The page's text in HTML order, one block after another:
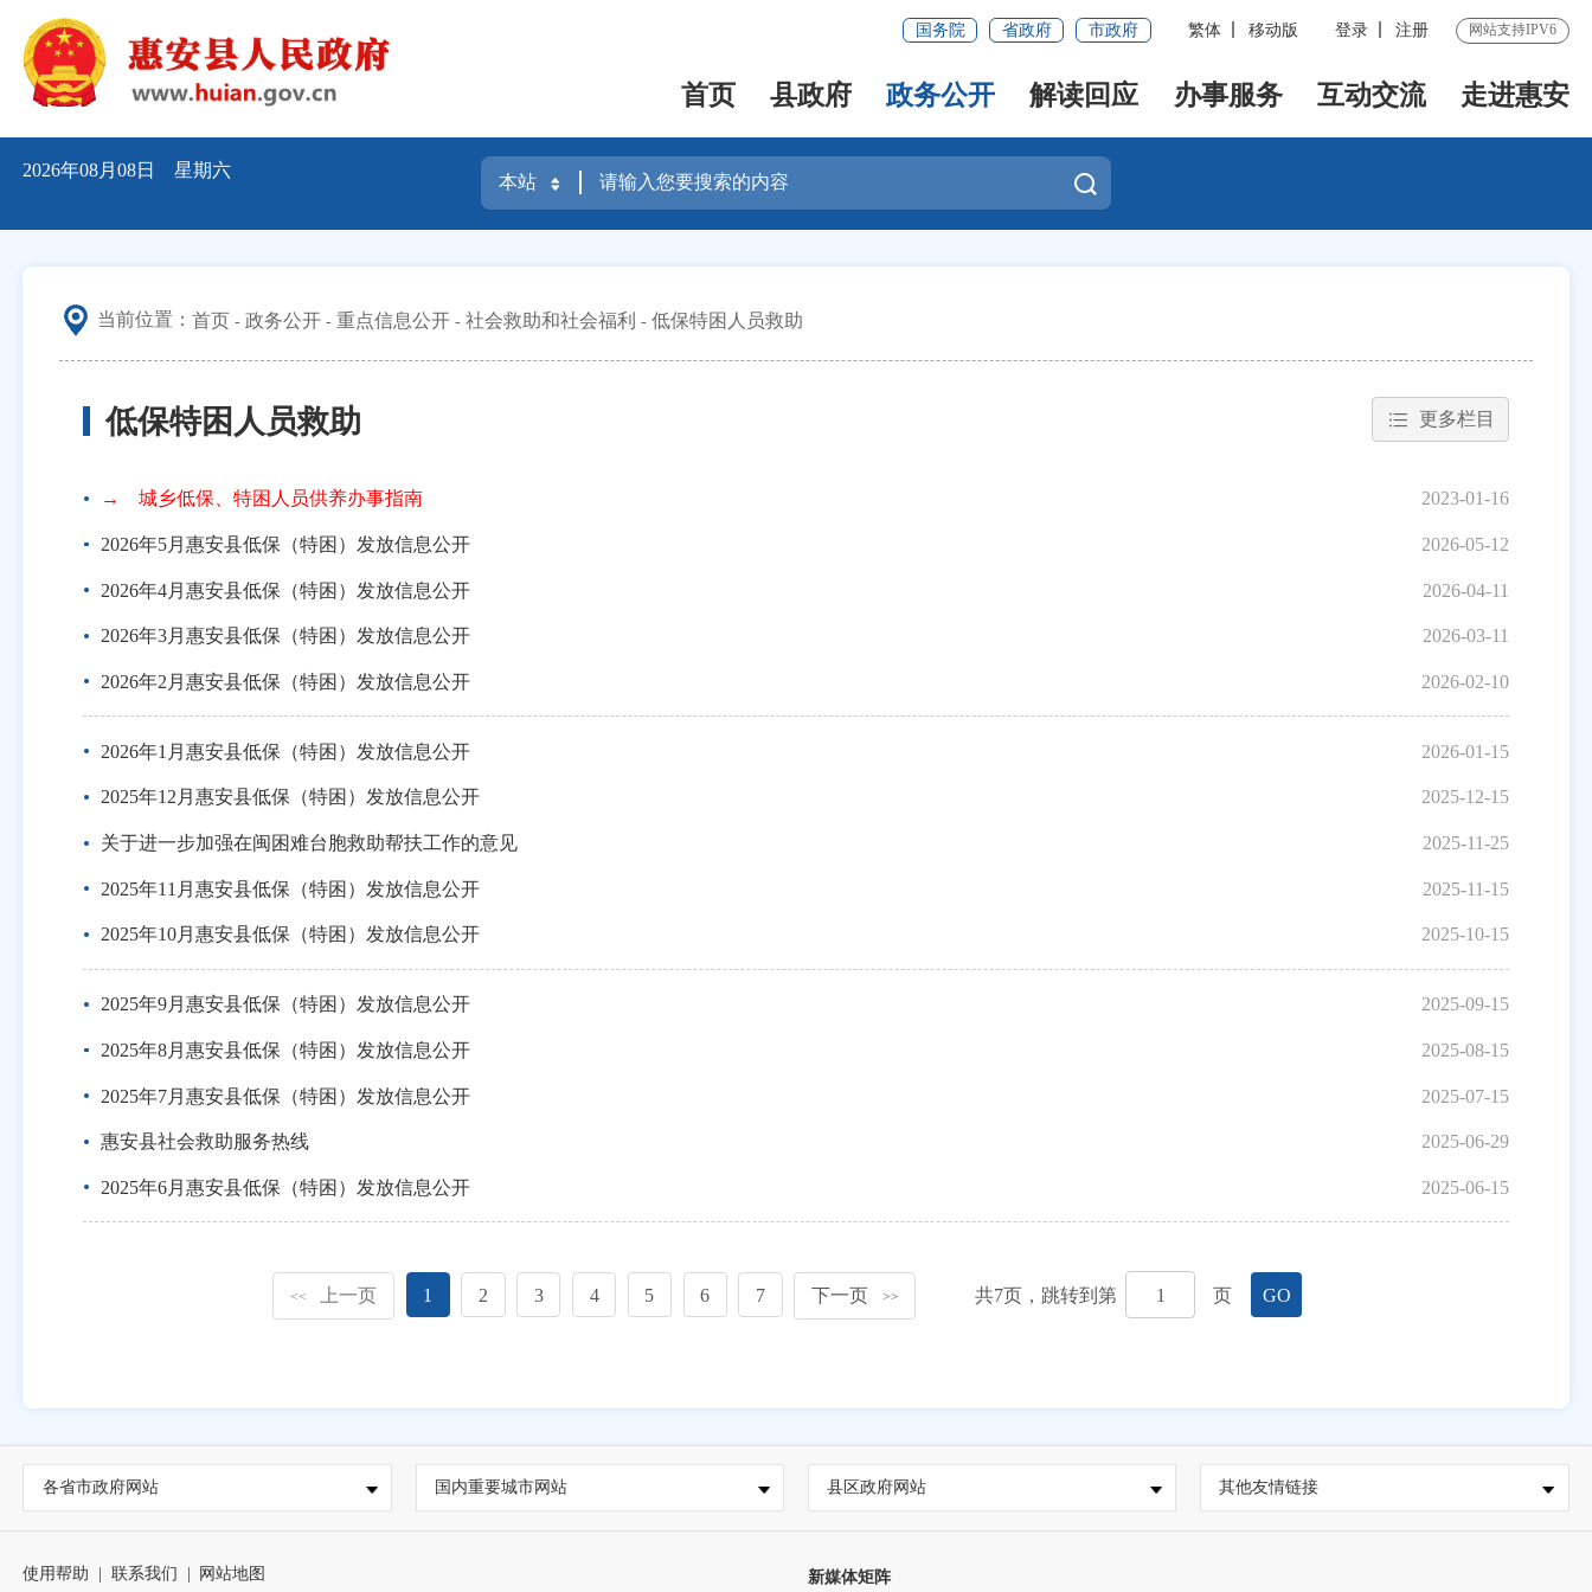
国务院 省政府 市政府 繁体 移动版 登录 注册 网站支持IPV6
首页 县政府 政务公开 解读回应 办事服务 互动交流 走进惠安
2026年08月08日 星期六
当前位置： 首页 政务公开 重点信息公开 社会救助和社会福利 低保特困人员救助
低保特困人员救助 更多栏目
→ 城乡低保、特困人员供养办事指南 2023-01-16
2026年5月惠安县低保（特困）发放信息公开 2026-05-12
2026年4月惠安县低保（特困）发放信息公开 2026-04-11
2026年3月惠安县低保（特困）发放信息公开 2026-03-11
2026年2月惠安县低保（特困）发放信息公开 2026-02-10
2026年1月惠安县低保（特困）发放信息公开 2026-01-15
2025年12月惠安县低保（特困）发放信息公开 2025-12-15
关于进一步加强在闽困难台胞救助帮扶工作的意见 2025-11-25
2025年11月惠安县低保（特困）发放信息公开 2025-11-15
2025年10月惠安县低保（特困）发放信息公开 2025-10-15
2025年9月惠安县低保（特困）发放信息公开 2025-09-15
2025年8月惠安县低保（特困）发放信息公开 2025-08-15
2025年7月惠安县低保（特困）发放信息公开 2025-07-15
惠安县社会救助服务热线 2025-06-29
2025年6月惠安县低保（特困）发放信息公开 2025-06-15
<< 上一页 1 2 3 4 5 6 7 下一页 >> 共7页，跳转到第 页 GO
各省市政府网站 国内重要城市网站 县区政府网站 其他友情链接
使用帮助 联系我们 网站地图 新媒体矩阵